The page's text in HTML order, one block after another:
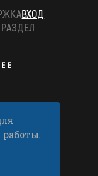
работы.
ВХОД